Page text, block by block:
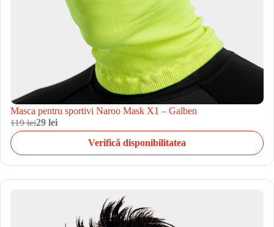
Masca pentru sportivi Naroo Mask X1 – Galben
119 lei29 lei
Verifică disponibilitatea